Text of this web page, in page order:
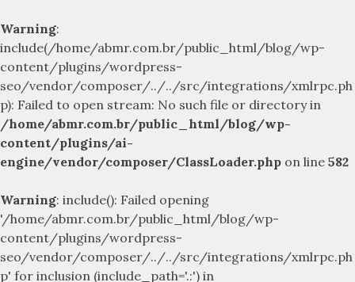
Warning:
include(/home/abmr.com.br/public_html/blog/wp-
content/plugins/wordpress-
seo/vendor/composer/../../src/integrations/xmlrpc.ph
p): Failed to open stream: No such file or directory in
/home/abmr.com.br/public_html/blog/wp-
content/plugins/ai-
engine/vendor/composer/ClassLoader.php on line 582
Warning: include(): Failed opening
'/home/abmr.com.br/public_html/blog/wp-
content/plugins/wordpress-
seo/vendor/composer/../../src/integrations/xmlrpc.ph
p' for inclusion (include_path='.:') in